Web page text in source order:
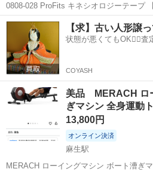
0808-028 ProFits キネシオロジーテープ 【状態】 ・使用頻度の少ない
美品です ・詳細は現地でご確認ください
でご了承願います ※中古品のため、状態
北海道 札幌市 フィットネス、ト
【求】古い人形譲
状態が悪くてもOK🙆‍♀️査
COYASH
美品 MERACH ロ
ぎマシン 全身運動
13,800円
オンライン決済
麻生駅
MERACH ローイングマシン ボート漕ぎ